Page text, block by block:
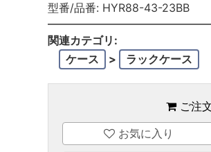
型番/品番: HYR88-43-23BB
関連カテゴリ:
ケース
> ラックケース
ご注
お気に入り